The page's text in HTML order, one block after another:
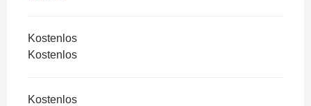
Kostenlos
Kostenlos
Kostenlos